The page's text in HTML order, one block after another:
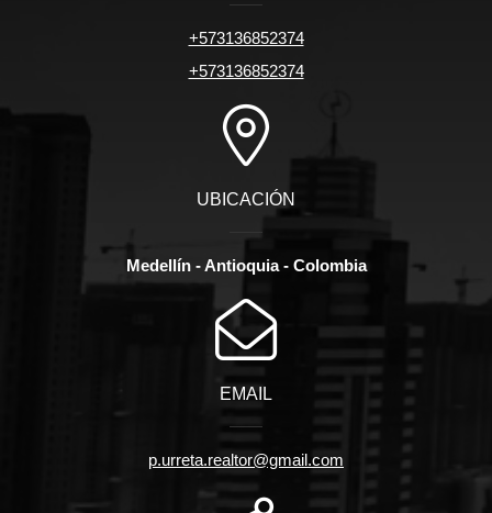
+573136852374
+573136852374
UBICACIÓN
Medellín - Antioquia - Colombia
EMAIL
p.urreta.realtor@gmail.com